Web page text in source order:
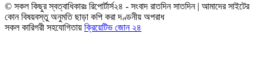
© সকল কিছুর স্বত্বাধিকারঃ রিপোর্টার্স২৪ - সংবাদ রাতদিন সাতদিন | আমাদের সাইটের
কোন বিষয়বস্তু অনুমতি ছাড়া কপি করা দণ্ডনীয় অপরাধ
সকল কারিগরী সহযোগিতায় ক্রিয়েটিভ জোন ২৪